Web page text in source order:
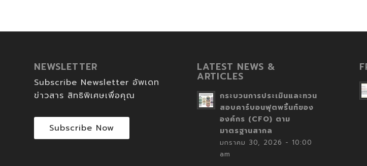
NEWSLETTER
Subscribe Newsletter อัพเดท
ข่าวสาร สิทธิพิเศษเพื่อคุณ
Subscribe Now
LATEST NEWS &
ARTICLES
กระบวนการประเมินและทวน
สอบคาร์บอนฟุตพริ้นท์ของ
องค์กร (CFO) ตาม
มาตรฐานสากล
มกราคม 30, 2026 - 10:00
am